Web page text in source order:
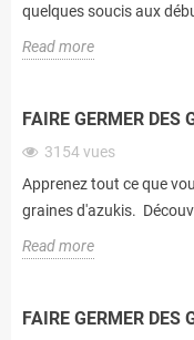
quelques soucis aux
Read more
FAIRE GERMER DES
3154vues
Apprenez tout ce que
graines d'azukis.
Read more
FAIRE GERMER DES